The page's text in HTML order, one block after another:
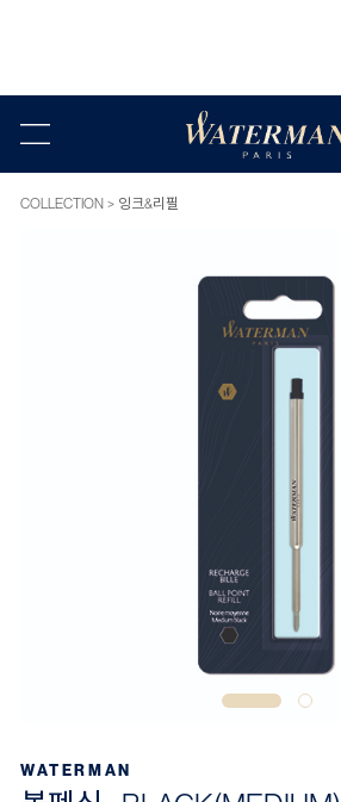
COLLECTION 잉크&리필
WATERMAN